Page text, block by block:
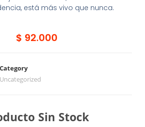
está más vivo que nunca.
$ 92.000
Uncategorized
Sin Stock